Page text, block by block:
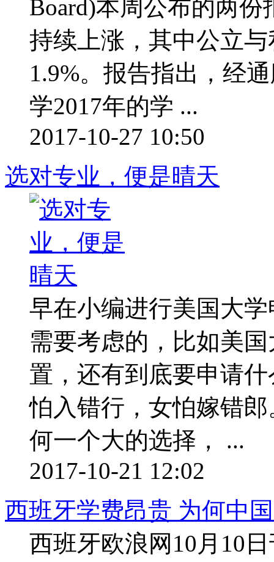
Board)本周公布的两
持续上涨，其中公立
1.9%。报告指出，经
学2017年的学 ...
2017-10-27 10:50
选对专业，便是晴天
早在小编进行美国大
需要考虑的，比如美
置，还有到底要申请
怕入错行，女怕嫁错
何一个大的选择， ...
2017-10-21 12:02
西班牙学费昂贵 为何中
西班牙欧浪网10月10